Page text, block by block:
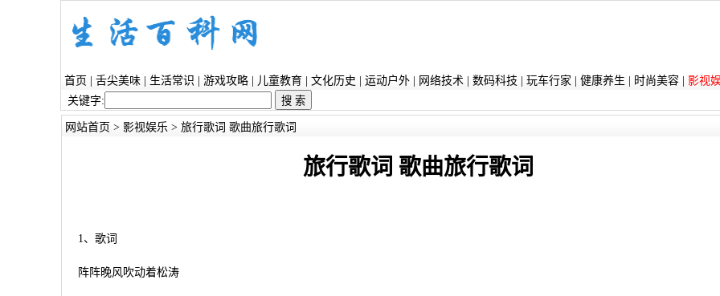
首页 舌尖美味| 生活常识 游戏攻略| 儿童教育| 文化历史 运动户外| 网络技术| 数码科技 玩车行家 健康养生 时尚美容| 影视
关键字:
网站首页 > 影视娱乐 > 旅行歌词 歌曲旅行歌词
旅行歌词 歌曲旅行歌词
1、歌词
阵阵晚风吹动着松涛